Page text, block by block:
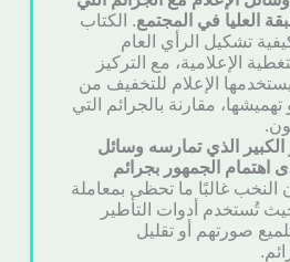
العليا في المجتمع. الكتاب
تشكيل الرأي العام
الإعلامية، مع التركيز
الإعلام للتخفيف من
مقارنة بالجرائم التي
الكبير الذي تمارسه وسائل
اهتمام الجمهور بجرائم
النخب غالبًا ما تحظى بمعاملة
تُستخدم أدوات التأطير
صورتهم أو تقليل